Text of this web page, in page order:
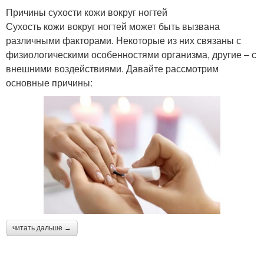
Причины сухости кожи вокруг ногтей
Сухость кожи вокруг ногтей может быть вызвана
различными факторами. Некоторые из них связаны с
физиологическими особенностями организма, другие – с
внешними воздействиями. Давайте рассмотрим
основные причины:
читать дальше →